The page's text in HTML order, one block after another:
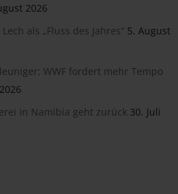
2026
als „Fluss des Jahres“ 5. August
WWF fordert mehr Tempo
in Namibia geht zurück 30. Juli